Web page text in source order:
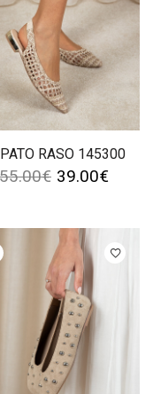
RASO 145300
55.00€ 39.00€